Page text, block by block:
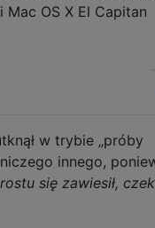
OS X El Capitan
w trybie „próby
innego,
się zawiesił,